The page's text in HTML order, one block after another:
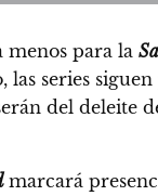
menos para la
las series
del deleite
marcará